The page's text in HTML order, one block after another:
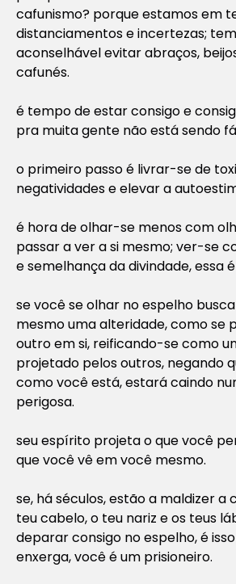
cafunismo? porque estamos em
distanciamentos e incertezas;
aconselhável evitar abraços,
cafunés.
é tempo de estar consigo e
pra muita gente não está sendo
o primeiro passo é livrar-se de
negatividades e elevar a
é hora de olhar-se menos com
passar a ver a si mesmo; ver-se
e semelhança da divindade, essa
se você se olhar no espelho
mesmo uma alteridade, como se
outro em si, reificando-se como
projetado pelos outros, negando
como você está, estará caindo
perigosa.
seu espírito projeta o que você
que você vê em você mesmo.
se, há séculos, estão a maldizer a
teu cabelo, o teu nariz e os teus
deparar consigo no espelho, é
enxerga, você é um prisioneiro.